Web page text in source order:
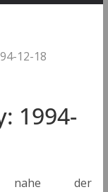
12-18
1994-
nahe der